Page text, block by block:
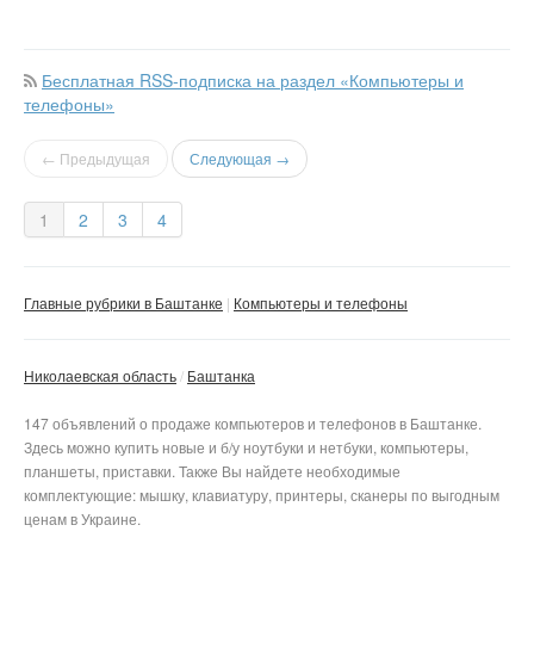
Бесплатная RSS-подписка на раздел «Компьютеры и
телефоны»
← Предыдущая Следующая →
1 2 3 4
Главные рубрики в Баштанке Компьютеры и телефоны
Николаевская область Баштанка
147 объявлений о продаже компьютеров и телефонов в Баштанке.
Здесь можно купить новые и б/у ноутбуки и нетбуки, компьютеры,
планшеты, приставки. Также Вы найдете необходимые
комплектующие: мышку, клавиатуру, принтеры, сканеры по выгодным
ценам в Украине.